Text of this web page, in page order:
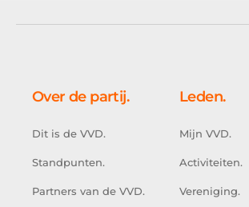
Over de partij.
Dit is de VVD.
Standpunten.
Partners van de VVD.
Leden.
Mijn VVD.
Activiteiten.
Vereniging.